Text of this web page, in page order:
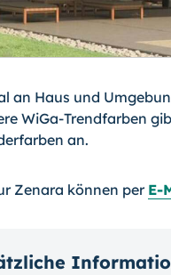
an Haus und
WiGa-Trendfarben
an.
Zenara können per E-